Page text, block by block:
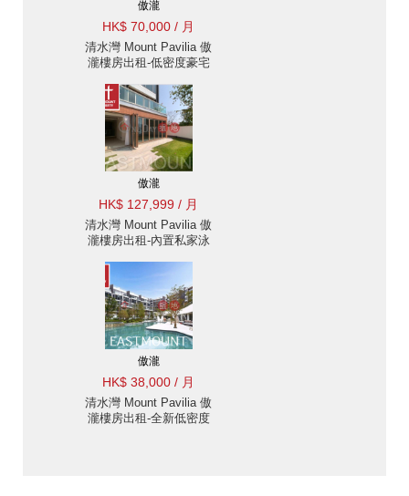
傲瀧
HK$ 70,000 / 月
清水灣 Mount Pavilia 傲
瀧樓房出租-低密度豪宅
Eastmount Property 東
豪地產 ID:2812傲瀧出售
單位
傲瀧
HK$ 127,999 / 月
清水灣 Mount Pavilia 傲
瀧樓房出租-內置私家泳
Property 東豪地產
ID:2814傲瀧出售單位
傲瀧
HK$ 38,000 / 月
清水灣 Mount Pavilia 傲
瀧樓房出租-全新低密度